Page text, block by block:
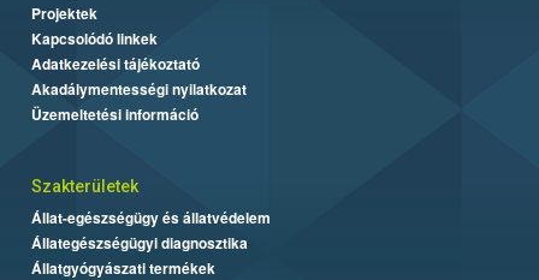
Projektek
Kapcsolódó linkek
Adatkezelési tájékoztató
Akadálymentességi nyilatkozat
Üzemeltetési információ
Szakterületek
Állat-egészségügy és állatvédelem
Állategészségügyi diagnosztika
Állatgyógyászati termékek